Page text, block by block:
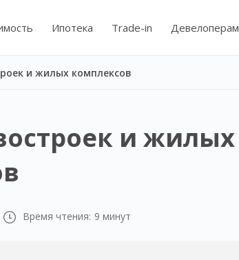
Ипотека Trade-in Девелоперам
и жилых комплексов
и жилых
Время чтения: 9 минут